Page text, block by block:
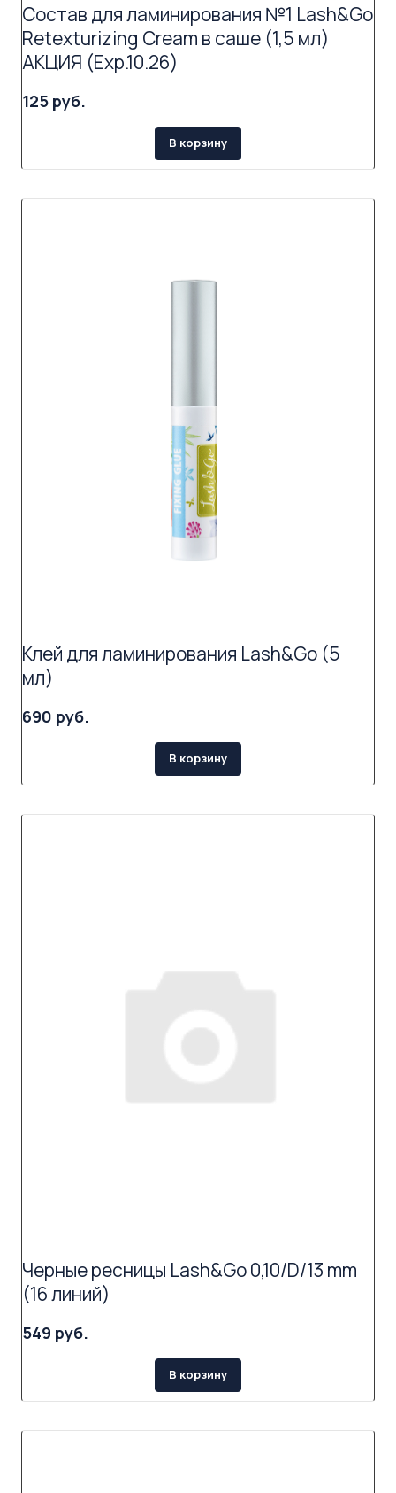
Состав для ламинирования №1 Lash&Go
Retexturizing Cream в саше (1,5 мл)
АКЦИЯ (Exp.10.26)
125 руб.
В корзину
Клей для ламинирования Lash&Go (5
мл)
690 руб.
В корзину
Черные ресницы Lash&Go 0,10/D/13 mm
(16 линий)
549 руб.
В корзину